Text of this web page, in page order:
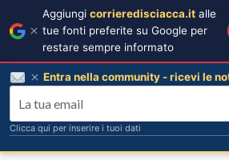
Aggiungi corrieredisciacca.it alle
tue fonti preferite su Google per
restare sempre informato
Entra nella community - ricevi le
Clicca qui per inserire i tuoi dati